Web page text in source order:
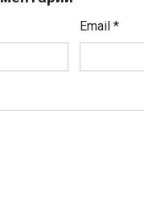
Email*